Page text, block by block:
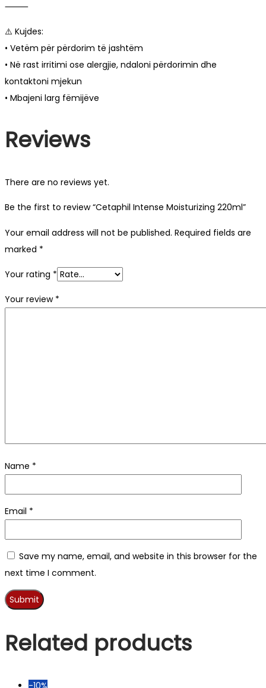
⸻
⚠️ Kujdes:
• Vetëm për përdorim të jashtëm
• Në rast irritimi ose alergjie, ndaloni përdorimin dhe
kontaktoni mjekun
• Mbajeni larg fëmijëve
Reviews
There are no reviews yet.
Be the first to review “Cetaphil Intense Moisturizing 220ml”
Your email address will not be published. Required fields are
marked *
Your rating *
Your review *
Name *
Email *
Save my name, email, and website in this browser for the
next time I comment.
Related products
-10%